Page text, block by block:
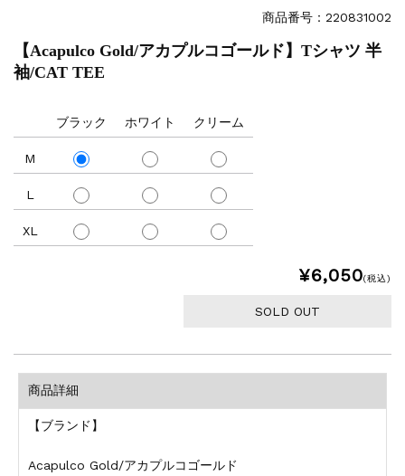
商品番号：220831002
【Acapulco Gold/アカプルコゴールド】Tシャツ 半
袖/CAT TEE
M
L
XL
ブラック ホワイト クリーム
¥6,050(税込)
SOLD OUT
商品詳細
【ブランド】
Acapulco Gold/アカプルコゴールド